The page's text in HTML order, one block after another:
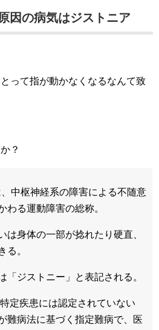
因の病気はジストニア
って指が動かなくなるなんて致
？
中枢神経系の障害による不随意
わる運動障害の総称。
は身体の一部が捻れたり硬直、
る。
「ジストニー」と表記される。
定疾患には認定されていない
難病法に基づく指定難病で、医